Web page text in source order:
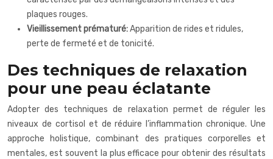
plaques rouges.
Vieillissement prématuré:Apparition de rides et ridules,
perte de fermeté et de tonicité.
Des techniques de relaxation
pour une peau éclatante
Adopter des techniques de relaxation permet de réguler les
niveaux de cortisol et de réduire l’inflammation chronique. Une
approche holistique, combinant des pratiques corporelles et
mentales, est souvent la plus efficace pour obtenir des résultats